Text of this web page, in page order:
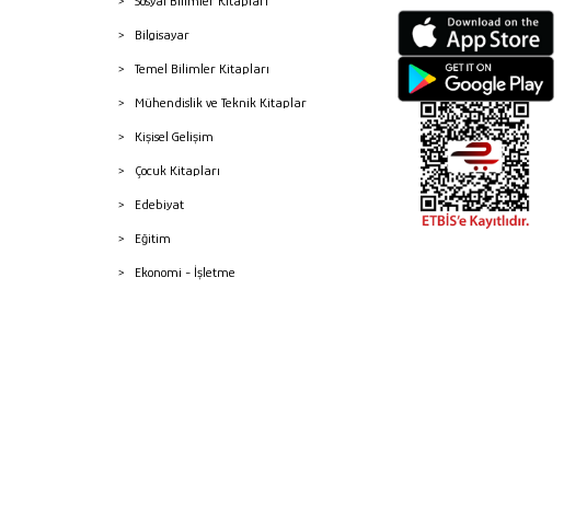
Bilgisayar
Temel Bilimler Kitapları
Mühendislik ve Teknik Kitaplar
Kişisel Gelişim
Çocuk Kitapları
Edebiyat
Eğitim
Ekonomi - İşletme